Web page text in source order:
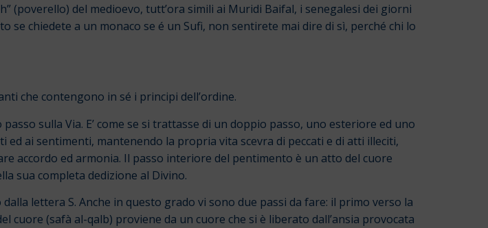
(poverello) del medioevo, tutt’ora simili ai Muridi Baifal, i senegalesi dei giorni
a un monaco se é un Sufi, non sentirete mai dire di sì, perché chi lo
che contengono in sé i principi dell’ordine.
sulla Via. E’ come se si trattasse di un doppio passo, uno esteriore ed uno
ai sentimenti, mantenendo la propria vita scevra di peccati e di atti illeciti,
accordo ed armonia. Il passo interiore del pentimento è un atto del cuore
sua completa dedizione al Divino.
lettera S. Anche in questo grado vi sono due passi da fare: il primo verso la
cuore (safà al-qalb) proviene da un cuore che si è liberato dall’ansia provocata